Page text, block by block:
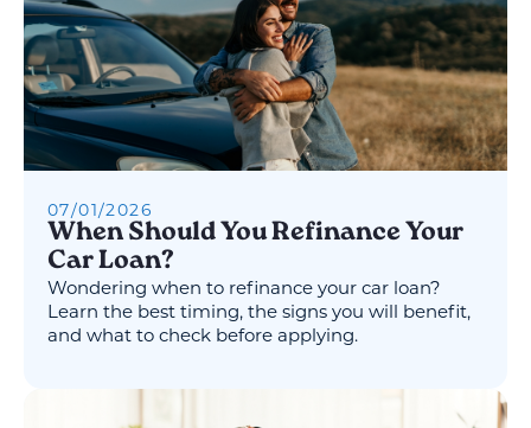
07/01/2026
When Should You Refinance Your
Car Loan?
Wondering when to refinance your car loan?
Learn the best timing, the signs you will benefit,
and what to check before applying.